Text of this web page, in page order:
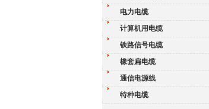
电力电缆
计算机用电缆
铁路信号电缆
橡套扁电缆
通信电源线
特种电缆